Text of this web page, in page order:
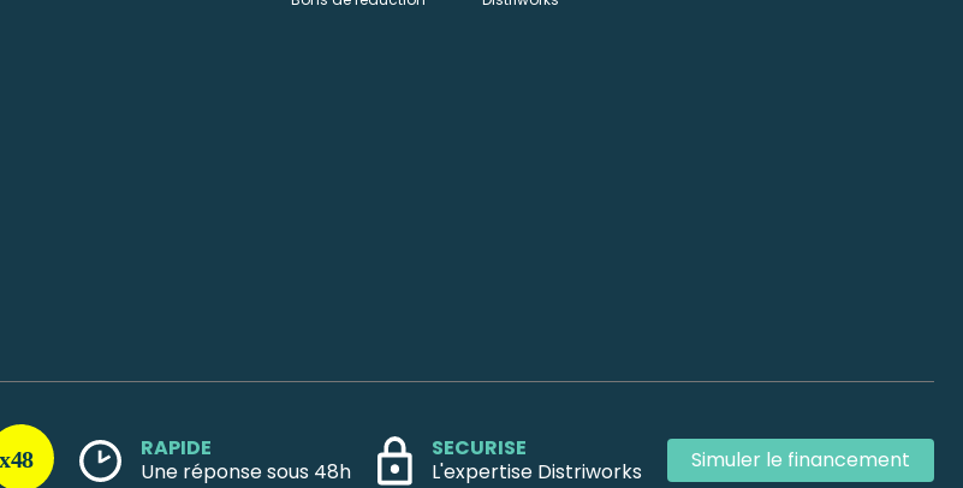
RAPIDE
Une réponse sous 48h
SECURISE
L'expertise Distriworks
Simuler le financement